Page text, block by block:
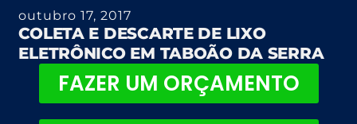
outubro 17, 2017
COLETA E DESCARTE DE LIXO
ELETRÔNICO EM TABOÃO DA SERRA
FAZER UM ORÇAMENTO